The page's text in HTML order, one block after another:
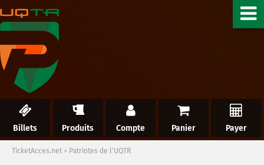
Billets Produits Compte Panier Payer
TicketAcces.net > Patriotes de l'UQTR